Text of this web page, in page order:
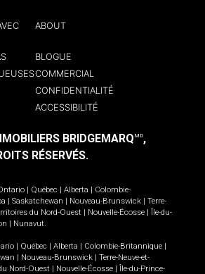
ABOUT
BLOGUE
COMMERCIAL
CONFIDENTIALITÉ
ACCESSIBILITÉ
BRIDGEMARQ MD,
RÉSERVÉS.
| Québec | Alberta | Colombie-
| Saskatchewan | Nouveau-Brunswick | Terre-
du Nord-Ouest | Nouvelle-Écosse | Île-du-
| Nunavut
| Québec | Alberta | Colombie-Britannique |
| Nouveau-Brunswick | Terre-Neuve-et-
Nord-Ouest | Nouvelle-Écosse | Île-du-Prince-